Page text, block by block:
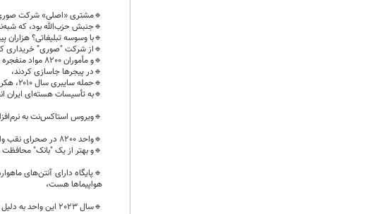
🔹️مشتری «اصلی» شرکت
🔹️جنبش حزب‌الله بود، که
🔹️با وسوسه تبلیغاتی؟ هزاران
🔹️از شرکت "صوری" خریداری
🔹️و مأموران 8200 مواد منفجره را
🔹️در پیجرها جاسازی کردند،
🔹️حمله سایبری سال ۲۰۱۰، هکری اسرائیل
🔹️به تأسیسات هسته‌ای ایران
🔹️ویروس استاکس‌نت به نرم‌افزار مراکز ایران وارد شد، و 1/
🔹️واحد 8200 در صحرای نقب واقع شده،
🔹️و بهتر از یک "بانک"
🔹️پایگاه دارای آنتن‌های
هواپیماها هست،
🔹️سال 2023 این واحد به دلیل شکست‌ اطلاعاتی شرم آور در مورد «حمله حماس» به اسرائیل، خواب ماندند؟